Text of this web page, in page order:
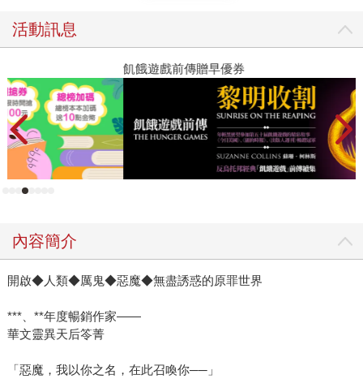
活動訊息
飢餓遊戲前傳贈早優券
內容簡介
開啟◆人類◆厲鬼◆惡魔◆無盡誘惑的原罪世界
***、**年度暢銷作家——
華文靈異天后笭菁
「惡魔，我以你之名，在此召喚你──」